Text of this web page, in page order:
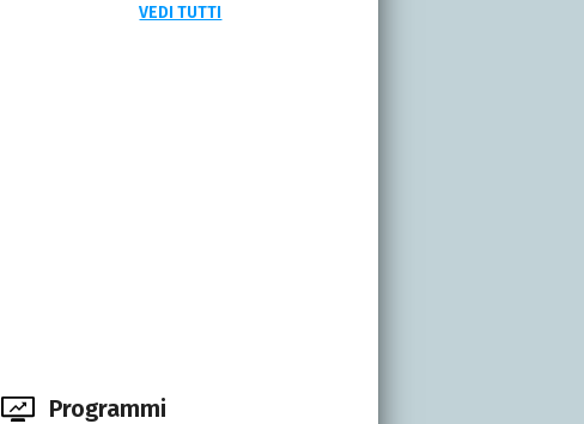
VEDI TUTTI
Programmi